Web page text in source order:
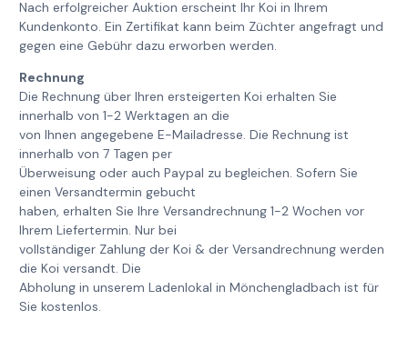
Nach erfolgreicher Auktion erscheint Ihr Koi in Ihrem
Kundenkonto. Ein Zertifikat kann beim Züchter angefragt und
gegen eine Gebühr dazu erworben werden.
Rechnung
Die Rechnung über Ihren ersteigerten Koi erhalten Sie
innerhalb von 1-2 Werktagen an die
von Ihnen angegebene E-Mailadresse. Die Rechnung ist
innerhalb von 7 Tagen per
Überweisung oder auch Paypal zu begleichen. Sofern Sie
einen Versandtermin gebucht
haben, erhalten Sie Ihre Versandrechnung 1-2 Wochen vor
Ihrem Liefertermin. Nur bei
vollständiger Zahlung der Koi & der Versandrechnung werden
die Koi versandt. Die
Abholung in unserem Ladenlokal in Mönchengladbach ist für
Sie kostenlos.